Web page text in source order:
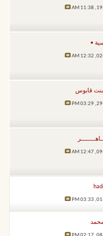
11:38 AM
•
12:32 AM
بنت قابوس
03:29 PM
12:47 AM
03:33 PM
محمد